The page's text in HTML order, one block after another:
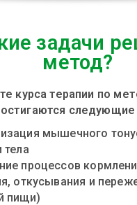
задачи
метод?
курса терапии по
следующие
мышечного
тела
процессов
откусывания и
пищи)